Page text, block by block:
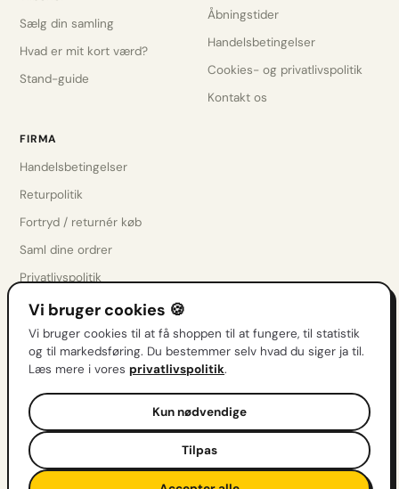
Sælg din samling
Hvad er mit kort værd?
Stand-guide
Åbningstider
Handelsbetingelser
Cookies- og privatlivspolitik
Kontakt os
FIRMA
Handelsbetingelser
Returpolitik
Fortryd / returnér køb
Saml dine ordrer
Privatlivspolitik
Cookieindstillinger
Kontakt os
Få drops før alle andre
Nye sæt, restocks & tilbud direkte i indbakken.
Vi bruger cookies 🍪
Vi bruger cookies til at få shoppen til at fungere, til statistik
og til markedsføring. Du bestemmer selv hvad du siger ja til.
Læs mere i vores privatlivspolitik.
Kun nødvendige
Tilpas